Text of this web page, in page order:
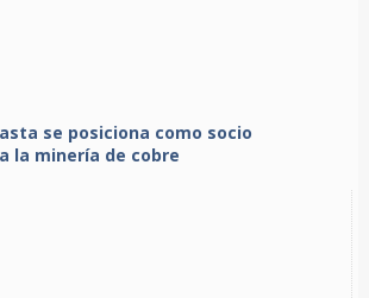
se posiciona como socio
la minería de cobre